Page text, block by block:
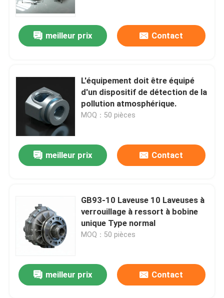
meilleur prix Contact
L'équipement doit être équipé
d'un dispositif de détection de la
pollution atmosphérique.
MOQ：50 pièces
meilleur prix Contact
GB93-10 Laveuse 10 Laveuses à
verrouillage à ressort à bobine
unique Type normal
MOQ：50 pièces
meilleur prix Contact